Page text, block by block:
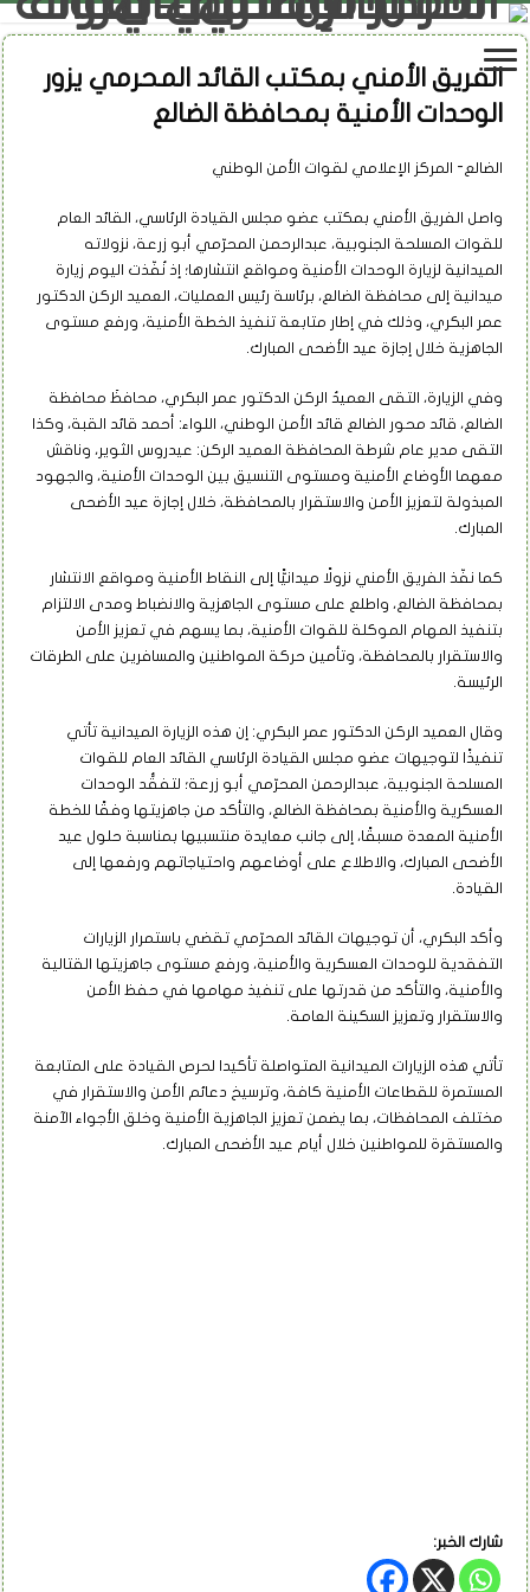
الفريق الأمني بمكتب القائد المحرمي يزور
الوحدات الأمنية بمحافظة الضالع
الضالع- المركز الإعلامي لقوات الأمن الوطني
واصل الفريق الأمني بمكتب عضو مجلس القيادة الرئاسي، القائد العام
للقوات المسلحة الجنوبية، عبدالرحمن المحرّمي أبو زرعة، نزولاته
الميدانية لزيارة الوحدات الأمنية ومواقع انتشارها؛ إذ نُفّذت اليوم زيارة
ميدانية إلى محافظة الضالع، برئاسة رئيس العمليات، العميد الركن الدكتور
عمر البكري، وذلك في إطار متابعة تنفيذ الخطة الأمنية، ورفع مستوى
الجاهزية خلال إجازة عيد الأضحى المبارك.
وفي الزيارة، التقى العميدُ الركن الدكتور عمر البكري، محافظَ محافظة
الضالع، قائد محور الضالع قائد الأمن الوطني، اللواء: أحمد قائد القبة، وكذا
التقى مدير عام شرطة المحافظة العميد الركن: عيدروس الثوير، وناقش
معهما الأوضاع الأمنية ومستوى التنسيق بين الوحدات الأمنية، والجهود
المبذولة لتعزيز الأمن والاستقرار بالمحافظة، خلال إجازة عيد الأضحى
المبارك.
كما نفّذ الفريق الأمني نزولًا ميدانيًّا إلى النقاط الأمنية ومواقع الانتشار
بمحافظة الضالع، واطلع على مستوى الجاهزية والانضباط ومدى الالتزام
بتنفيذ المهام الموكلة للقوات الأمنية، بما يسهم في تعزيز الأمن
والاستقرار بالمحافظة، وتأمين حركة المواطنين والمسافرين على الطرقات
الرئيسة.
وقال العميد الركن الدكتور عمر البكري: إن هذه الزيارة الميدانية تأتي
تنفيذًا لتوجيهات عضو مجلس القيادة الرئاسي القائد العام للقوات
المسلحة الجنوبية، عبدالرحمن المحرّمي أبو زرعة؛ لتفقُّد الوحدات
العسكرية والأمنية بمحافظة الضالع، والتأكد من جاهزيتها وفقًا للخطة
الأمنية المعدة مسبقًا، إلى جانب معايدة منتسبيها بمناسبة حلول عيد
الأضحى المبارك، والاطلاع على أوضاعهم واحتياجاتهم ورفعها إلى
القيادة.
وأكد البكري، أن توجيهات القائد المحرّمي تقضي باستمرار الزيارات
التفقدية للوحدات العسكرية والأمنية، ورفع مستوى جاهزيتها القتالية
والأمنية، والتأكد من قدرتها على تنفيذ مهامها في حفظ الأمن
والاستقرار وتعزيز السكينة العامة.
تأتي هذه الزيارات الميدانية المتواصلة تأكيدا لحرص القيادة على المتابعة
المستمرة للقطاعات الأمنية كافة، وترسيخ دعائم الأمن والاستقرار في
مختلف المحافظات، بما يضمن تعزيز الجاهزية الأمنية وخلق الأجواء الآمنة
والمستقرة للمواطنين خلال أيام عيد الأضحى المبارك.
شارك الخبر: